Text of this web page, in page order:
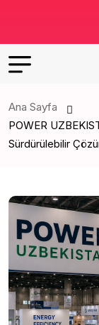
Ana Sayfa
POWER
Sürdürülebilir